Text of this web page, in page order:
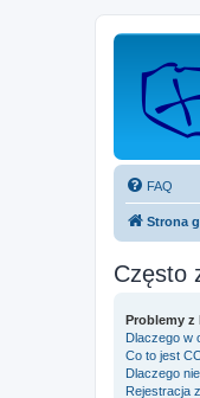
FAQ
Strona
Często
Problemy z
Dlaczego w
Co to jest
Dlaczego
Rejestracja